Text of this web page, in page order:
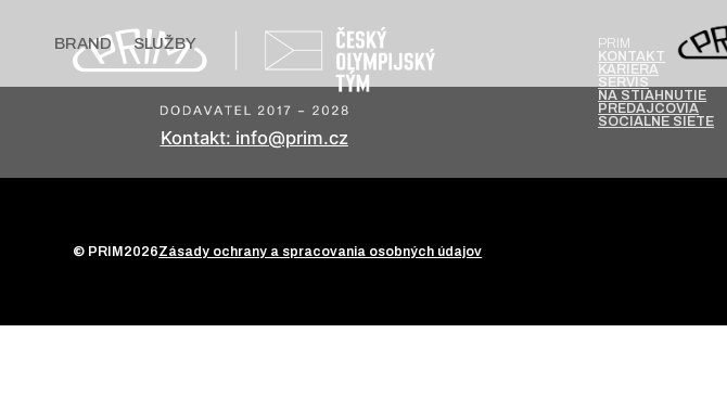
BRAND SLUŽBY
PRIM
KONTAKT
KARIÉRA
SERVIS
NA STIAHNUTIE
PREDAJCOVIA
SOCIÁLNE SIETE
Kontakt: info@prim.cz
© PRIM2026Zásady ochrany a spracovania osobných údajov